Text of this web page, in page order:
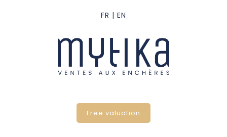
Free valuation